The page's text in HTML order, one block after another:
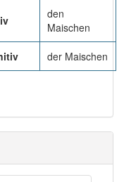
den
Maischen
der Maischen